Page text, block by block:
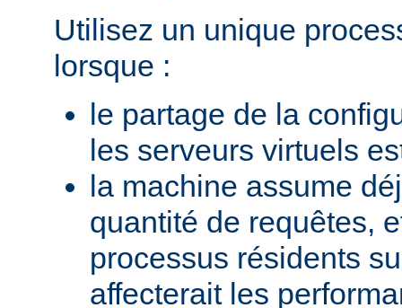
Utilisez un unique
lorsque :
le partage de la
les serveurs virtuels
la machine assume
quantité de requêtes,
processus résidents
affecterait les